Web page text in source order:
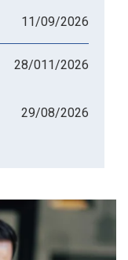
11/09/2026
28/011/2026
29/08/2026